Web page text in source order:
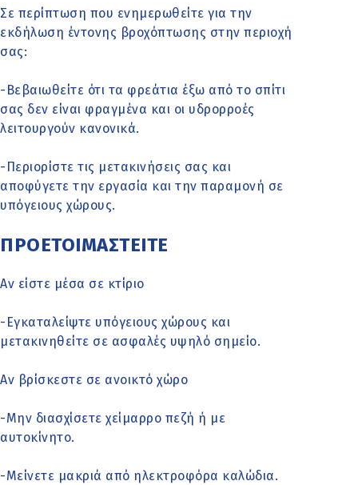
Σε περίπτωση που ενημερωθείτε για την
εκδήλωση έντονης βροχόπτωσης στην περιοχή
σας:
-Βεβαιωθείτε ότι τα φρεάτια έξω από το σπίτι
σας δεν είναι φραγμένα και οι υδρορροές
λειτουργούν κανονικά.
-Περιορίστε τις μετακινήσεις σας και
αποφύγετε την εργασία και την παραμονή σε
υπόγειους χώρους.
ΠΡΟΕΤΟΙΜΑΣΤΕΙΤΕ
Αν είστε μέσα σε κτίριο
-Εγκαταλείψτε υπόγειους χώρους και
μετακινηθείτε σε ασφαλές υψηλό σημείο.
Αν βρίσκεστε σε ανοικτό χώρο
-Μην διασχίσετε χείμαρρο πεζή ή με
αυτοκίνητο.
-Μείνετε μακριά από ηλεκτροφόρα καλώδια.